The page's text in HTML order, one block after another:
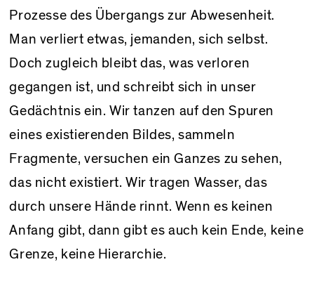
Prozesse des Übergangs zur Abwesenheit.
Man verliert etwas, jemanden, sich selbst.
Doch zugleich bleibt das, was verloren
gegangen ist, und schreibt sich in unser
Gedächtnis ein. Wir tanzen auf den Spuren
eines existierenden Bildes, sammeln
Fragmente, versuchen ein Ganzes zu sehen,
das nicht existiert. Wir tragen Wasser, das
durch unsere Hände rinnt. Wenn es keinen
Anfang gibt, dann gibt es auch kein Ende, keine
Grenze, keine Hierarchie.